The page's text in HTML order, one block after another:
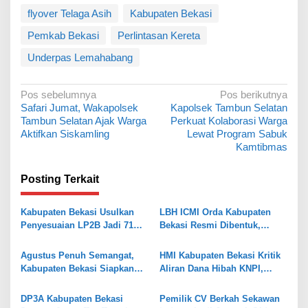
flyover Telaga Asih
Kabupaten Bekasi
Pemkab Bekasi
Perlintasan Kereta
Underpas Lemahabang
N
a
v
g
a
s
i
p
o
s
Pos sebelumnya
Safari Jumat, Wakapolsek
Tambun Selatan Ajak Warga
Aktifkan Siskamling
Pos berikutnya
Kapolsek Tambun Selatan
Perkuat Kolaborasi Warga
Lewat Program Sabuk
Kamtibmas
Posting Terkait
Kabupaten Bekasi Usulkan
Penyesuaian LP2B Jadi 71
Industri dan Pertanian
LBH ICMI Orda Kabupaten
Bekasi Resmi Dibentuk,
Pendampingan Hukum
Agustus Penuh Semangat,
Kabupaten Bekasi Siapkan
Hari Besar
HMI Kabupaten Bekasi Kritik
Aliran Dana Hibah KNPI,
DP3A Kabupaten Bekasi
Pemilik CV Berkah Sekawan